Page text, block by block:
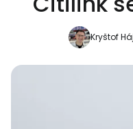
Kryštof
... la